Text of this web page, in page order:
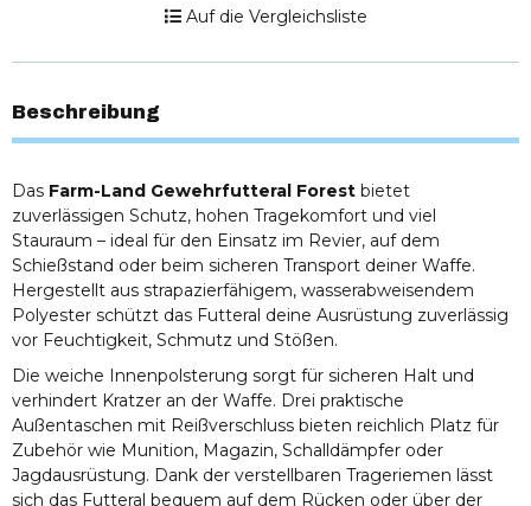
Auf die Vergleichsliste
Beschreibung
Das Farm-Land Gewehrfutteral Forest bietet
zuverlässigen Schutz, hohen Tragekomfort und viel
Stauraum – ideal für den Einsatz im Revier, auf dem
Schießstand oder beim sicheren Transport deiner Waffe.
Hergestellt aus strapazierfähigem, wasserabweisendem
Polyester schützt das Futteral deine Ausrüstung zuverlässig
vor Feuchtigkeit, Schmutz und Stößen.
Die weiche Innenpolsterung sorgt für sicheren Halt und
verhindert Kratzer an der Waffe. Drei praktische
Außentaschen mit Reißverschluss bieten reichlich Platz für
Zubehör wie Munition, Magazin, Schalldämpfer oder
Jagdausrüstung. Dank der verstellbaren Trageriemen lässt
sich das Futteral bequem auf dem Rücken oder über der